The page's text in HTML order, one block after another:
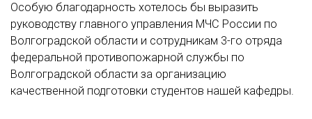
Особую благодарность хотелось бы выразить
руководству главного управления МЧС России по
Волгоградской области и сотрудникам 3-го отряда
федеральной противопожарной службы по
Волгоградской области за организацию
качественной подготовки студентов нашей кафедры.